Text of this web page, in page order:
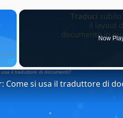
×
Fullscreen
Now
Come si usa il traduttore di